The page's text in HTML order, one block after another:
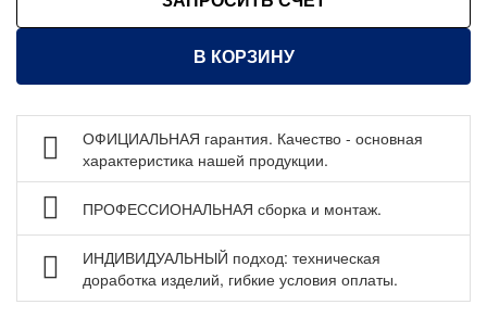
Стеллажи для шин и дисков
Стеллажи консольные ДВК
Стеллажи для строп ДВК
Стеллажи для листового металла ДВК
Стеллажи Серии Steelor для листового металла ДВК
Стеллажи металлические по индивидуальному заказу
ДВК
В КОРЗИНУ
ОФИЦИАЛЬНАЯ гарантия. Качество - основная
характеристика нашей продукции.
ПРОФЕССИОНАЛЬНАЯ сборка и монтаж.
ИНДИВИДУАЛЬНЫЙ подход: техническая
доработка изделий, гибкие условия оплаты.